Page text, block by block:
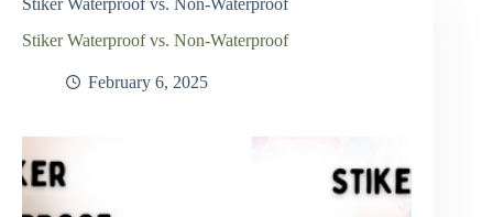
Stiker Waterproof vs. Non-Waterproof
February 6, 2025